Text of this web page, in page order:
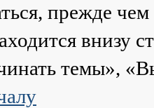
прежде
внизу
темы»,